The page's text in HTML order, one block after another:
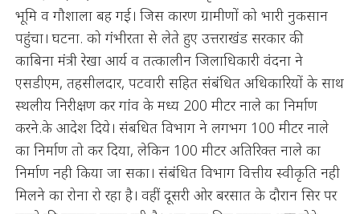
भूमि व गौशाला बह गई। जिस कारण ग्रामीणों को भारी नुकसान
पहुंचा। घटना. को गंभीरता से लेते हुए उत्तराखंड सरकार की
काबिना मंत्री रेखा आर्य व तत्कालीन जिलाधिकारी वंदना ने
एसडीएम, तहसीलदार, पटवारी सहित संबंधित अधिकारियों के साथ
स्थलीय निरीक्षण कर गांव के मध्य 200 मीटर नाले का निर्माण
करने.के आदेश दिये। संबधित विभाग ने लगभग 100 मीटर नाले
का निर्माण तो कर दिया, लेकिन 100 मीटर अतिरिक्त नाले का
निर्माण नही किया जा सका। संबंधित विभाग वित्तीय स्वीकृति नही
मिलने का रोना रो रहा है। वहीं दूसरी ओर बरसात के दौरान सिर पर